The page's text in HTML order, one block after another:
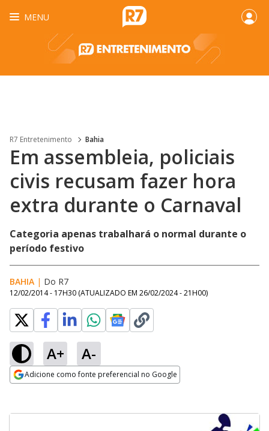
MENU
R7 Entretenimento Bahia
Em assembleia, policiais
civis recusam fazer hora
extra durante o Carnaval
Categoria apenas trabalhará o normal durante o
período festivo
BAHIA | Do R7
12/02/2014 - 17H30 (ATUALIZADO EM 26/02/2024 - 21H00)
A+ A-
Adicione como fonte preferencial no Google